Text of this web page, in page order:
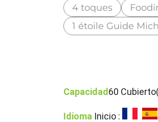
4 toques
1 étoile Guide
Capacidad60
Idioma Inicio :